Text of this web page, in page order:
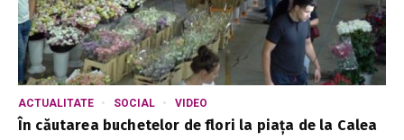
ACTUALITATE SOCIAL VIDEO
În căutarea buchetelor de flori la piața de la Calea